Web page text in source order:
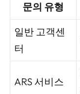
문의 유형
일반 고객센
터
ARS 서비스